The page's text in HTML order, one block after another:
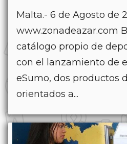
Malta.- 6 de Agosto de
www.zonadeazar.com
catálogo propio de
con el lanzamiento de
eSumo, dos productos
orientados a...